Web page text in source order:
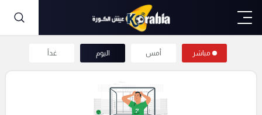
مباشر أمس اليوم غداً